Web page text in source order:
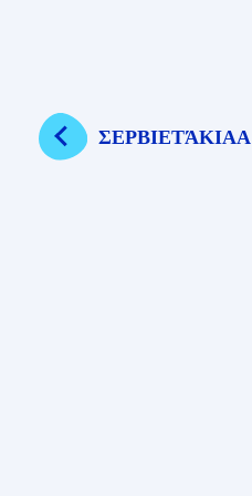
ΣΕΡΒΙΕΤΆΚΙΑΑ